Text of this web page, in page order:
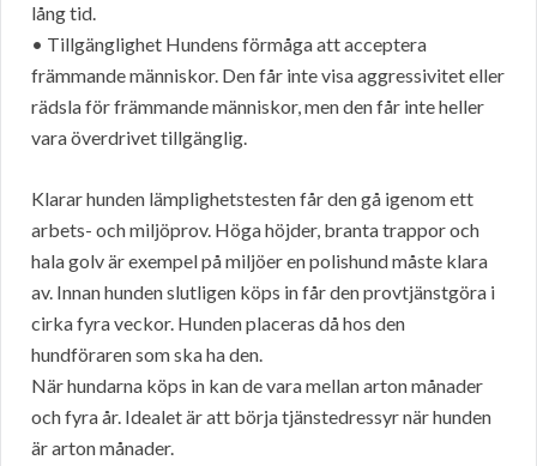
lång tid.
• Tillgänglighet Hundens förmåga att acceptera
främmande människor. Den får inte visa aggressivitet eller
rädsla för främmande människor, men den får inte heller
vara överdrivet tillgänglig.
Klarar hunden lämplighetstesten får den gå igenom ett
arbets- och miljöprov. Höga höjder, branta trappor och
hala golv är exempel på miljöer en polishund måste klara
av. Innan hunden slutligen köps in får den provtjänstgöra i
cirka fyra veckor. Hunden placeras då hos den
hundföraren som ska ha den.
När hundarna köps in kan de vara mellan arton månader
och fyra år. Idealet är att börja tjänstedressyr när hunden
är arton månader.